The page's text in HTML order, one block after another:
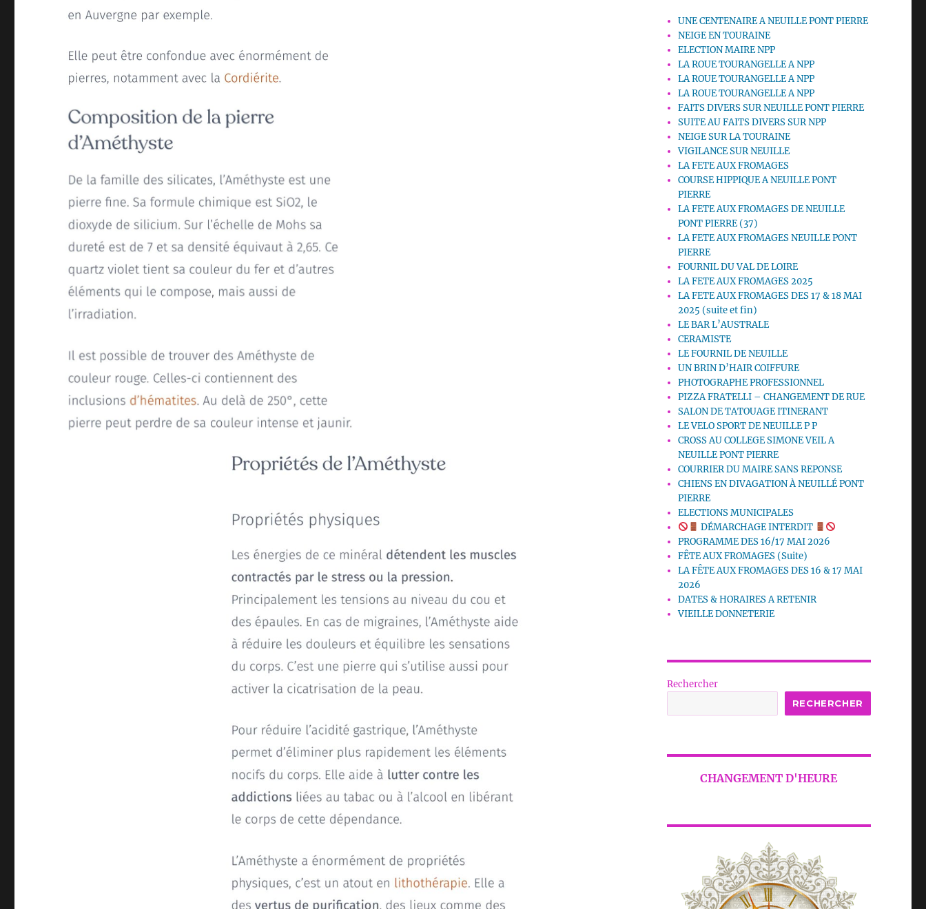
UNE CENTENAIRE A NEUILLE PONT PIERRE
NEIGE EN TOURAINE
ELECTION MAIRE NPP
LA ROUE TOURANGELLE A NPP
LA ROUE TOURANGELLE A NPP
LA ROUE TOURANGELLE A NPP
FAITS DIVERS SUR NEUILLE PONT PIERRE
SUITE AU FAITS DIVERS SUR NPP
NEIGE SUR LA TOURAINE
VIGILANCE SUR NEUILLE
LA FETE AUX FROMAGES
COURSE HIPPIQUE A NEUILLE PONT
PIERRE
LA FETE AUX FROMAGES DE NEUILLE
PONT PIERRE (37)
LA FETE AUX FROMAGES NEUILLE PONT
PIERRE
FOURNIL DU VAL DE LOIRE
LA FETE AUX FROMAGES 2025
LA FETE AUX FROMAGES DES 17 & 18 MAI
2025 (suite et fin)
LE BAR L’AUSTRALE
CERAMISTE
LE FOURNIL DE NEUILLE
UN BRIN D’HAIR COIFFURE
PHOTOGRAPHE PROFESSIONNEL
PIZZA FRATELLI – CHANGEMENT DE RUE
SALON DE TATOUAGE ITINERANT
LE VELO SPORT DE NEUILLE P P
CROSS AU COLLEGE SIMONE VEIL A
NEUILLE PONT PIERRE
COURRIER DU MAIRE SANS REPONSE
CHIENS EN DIVAGATION À NEUILLÉ PONT
PIERRE
ELECTIONS MUNICIPALES
DÉMARCHAGE INTERDIT
PROGRAMME DES 16/17 MAI 2026
FÊTE AUX FROMAGES (Suite)
LA FÊTE AUX FROMAGES DES 16 & 17 MAI
2026
DATES & HORAIRES A RETENIR
VIEILLE DONNETERIE
Rechercher
RECHERCHER
CHANGEMENT D'HEURE